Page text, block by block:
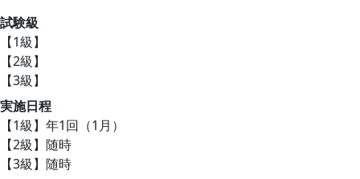
試験級
【1級】
【2級】
【3級】
実施日程
【1級】年1回（1月）
【2級】随時
【3級】随時